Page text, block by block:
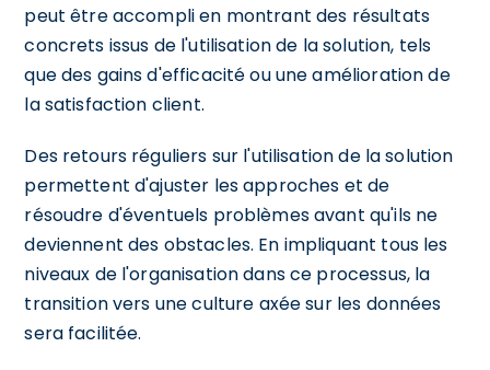
peut être accompli en montrant des résultats
concrets issus de l'utilisation de la solution, tels
que des gains d'efficacité ou une amélioration de
la satisfaction client.
Des retours réguliers sur l'utilisation de la solution
permettent d'ajuster les approches et de
résoudre d'éventuels problèmes avant qu'ils ne
deviennent des obstacles. En impliquant tous les
niveaux de l'organisation dans ce processus, la
transition vers une culture axée sur les données
sera facilitée.